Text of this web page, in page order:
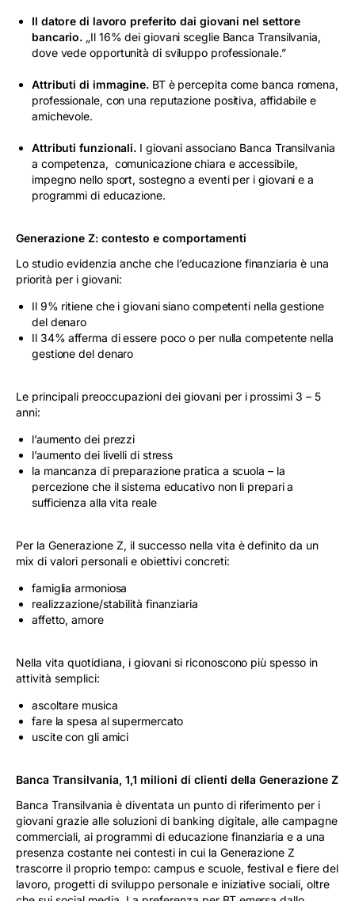
Il datore di lavoro preferito dai giovani nel settore
bancario. „Il 16% dei giovani sceglie Banca Transilvania,
dove vede opportunità di sviluppo professionale.”
Attributi di immagine. BT è percepita come banca romena,
professionale, con una reputazione positiva, affidabile e
amichevole.
Attributi funzionali. I giovani associano Banca Transilvania
a competenza, comunicazione chiara e accessibile,
impegno nello sport, sostegno a eventi per i giovani e a
programmi di educazione.
Generazione Z: contesto e comportamenti
Lo studio evidenzia anche che l’educazione finanziaria è una
priorità per i giovani:
Il 9% ritiene che i giovani siano competenti nella gestione
del denaro
Il 34% afferma di essere poco o per nulla competente nella
gestione del denaro
Le principali preoccupazioni dei giovani per i prossimi 3 – 5
anni:
l’aumento dei prezzi
l’aumento dei livelli di stress
la mancanza di preparazione pratica a scuola – la
percezione che il sistema educativo non li prepari a
sufficienza alla vita reale
Per la Generazione Z, il successo nella vita è definito da un
mix di valori personali e obiettivi concreti:
famiglia armoniosa
realizzazione/stabilità finanziaria
affetto, amore
Nella vita quotidiana, i giovani si riconoscono più spesso in
attività semplici:
ascoltare musica
fare la spesa al supermercato
uscite con gli amici
Banca Transilvania, 1,1 milioni di clienti della Generazione Z
Banca Transilvania è diventata un punto di riferimento per i
giovani grazie alle soluzioni di banking digitale, alle campagne
commerciali, ai programmi di educazione finanziaria e a una
presenza costante nei contesti in cui la Generazione Z
trascorre il proprio tempo: campus e scuole, festival e fiere del
lavoro, progetti di sviluppo personale e iniziative sociali, oltre